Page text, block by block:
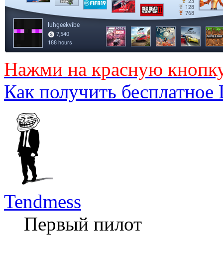
Нажми на красную
Как получить
Tendmess
Первый пилот